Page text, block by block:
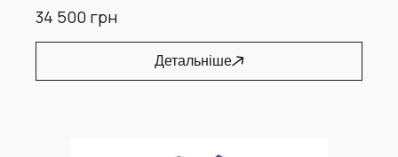
34 500 грн
Детальніше